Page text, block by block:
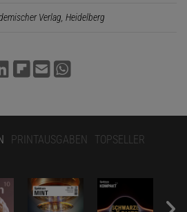
Verlag, Heidelberg
PRINTAUSGABEN TOPSELLER